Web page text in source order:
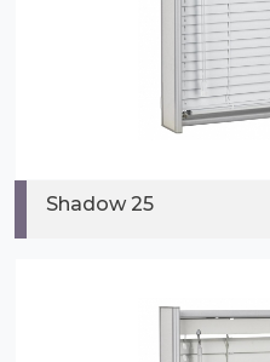
Shadow 25